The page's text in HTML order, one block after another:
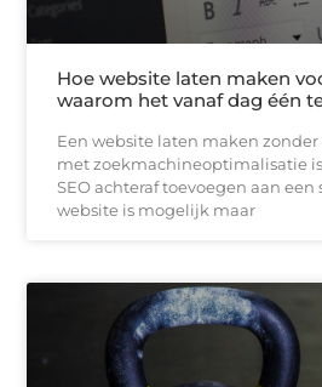
Hoe website laten maken
waarom het vanaf dag één
Een website laten maken
met zoekmachineoptimalisatie
SEO achteraf toevoegen aan
website is mogelijk maar